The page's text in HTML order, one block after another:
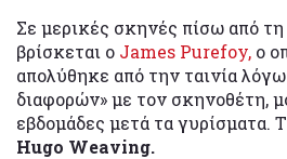
Σε μερικές σκηνές πίσω από
βρίσκεται ο James Purefoy, ο
απολύθηκε από την ταινία
διαφορών» με τον σκηνοθέτη,
εβδομάδες μετά τα γυρίσματα.
Hugo Weaving.